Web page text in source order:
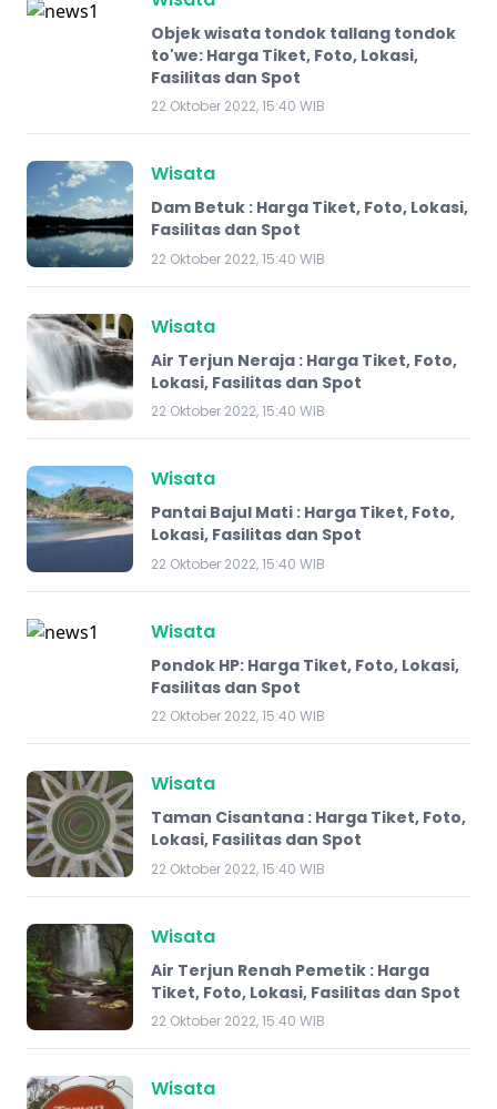
Objek wisata tondok tallang tondok
to'we: Harga Tiket, Foto, Lokasi,
Fasilitas dan Spot
22 Oktober 2022, 15:40 WIB
Wisata
Dam Betuk : Harga Tiket, Foto, Lokasi,
Fasilitas dan Spot
22 Oktober 2022, 15:40 WIB
Wisata
Air Terjun Neraja : Harga Tiket, Foto,
Lokasi, Fasilitas dan Spot
22 Oktober 2022, 15:40 WIB
Wisata
Pantai Bajul Mati : Harga Tiket, Foto,
Lokasi, Fasilitas dan Spot
22 Oktober 2022, 15:40 WIB
Wisata
Pondok HP: Harga Tiket, Foto, Lokasi,
Fasilitas dan Spot
22 Oktober 2022, 15:40 WIB
Wisata
Taman Cisantana : Harga Tiket, Foto,
Lokasi, Fasilitas dan Spot
22 Oktober 2022, 15:40 WIB
Wisata
Air Terjun Renah Pemetik : Harga
Tiket, Foto, Lokasi, Fasilitas dan Spot
22 Oktober 2022, 15:40 WIB
Wisata